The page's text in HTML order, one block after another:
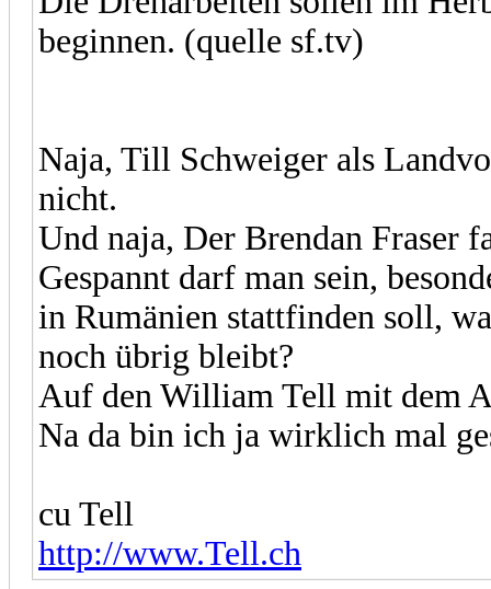
beginnen. (quelle sf.tv)
Naja, Till Schweiger als
nicht.
Und naja, Der Brendan Fraser
Gespannt darf man sein,
in Rumänien stattfinden soll,
noch übrig bleibt?
Auf den William Tell mit dem
Na da bin ich ja wirklich mal
cu Tell
http://www.Tell.ch